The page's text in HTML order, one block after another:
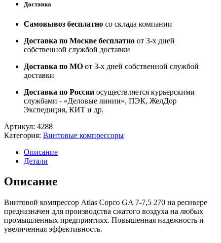
Доставка
Самовывоз бесплатно со склада компании
Доставка по Москве бесплатно от 3-х дней
собственной службой доставки
Доставка по МО от 3-х дней собственной службой
доставки
Доставка по России осуществляется курьерскими
службами - «Деловые линии», ПЭК, ЖелДор
Экспедиция, КИТ и др.
Артикул: 4288
Категория: Винтовые компрессоры
Описание
Детали
Описание
Винтовой компрессор Atlas Copco GA 7-7,5 270 на ресивере
предназначен для производства сжатого воздуха на любых
промышленных предприятиях. Повышенная надежность и
увеличенная эффективность.